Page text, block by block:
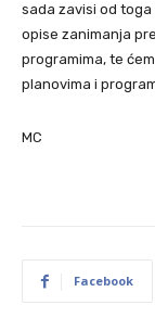
sada zavisi od
opise zanimanja
programima, te
planovima i
MC
Facebook